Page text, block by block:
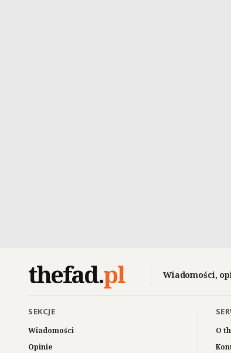
thefad.pl Wiadomości,
SEKCJE
Wiadomości
Opinie
O